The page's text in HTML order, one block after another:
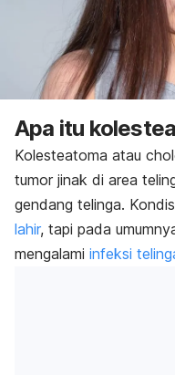
Apa itu
Kolesteatoma atau
tumor jinak di area
gendang telinga.
lahir, tapi pada
mengalami infeksi